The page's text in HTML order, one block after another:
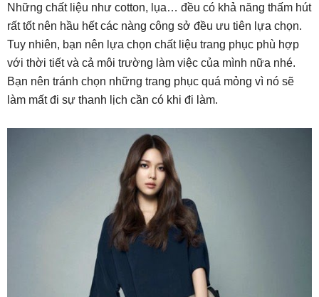
Những chất liệu như cotton, lụa… đều có khả năng thấm hút
rất tốt nên hầu hết các nàng công sở đều ưu tiên lựa chọn.
Tuy nhiên, bạn nên lựa chọn chất liệu trang phục phù hợp
với thời tiết và cả môi trường làm việc của mình nữa nhé.
Bạn nên tránh chọn những trang phục quá mỏng vì nó sẽ
làm mất đi sự thanh lịch cần có khi đi làm.